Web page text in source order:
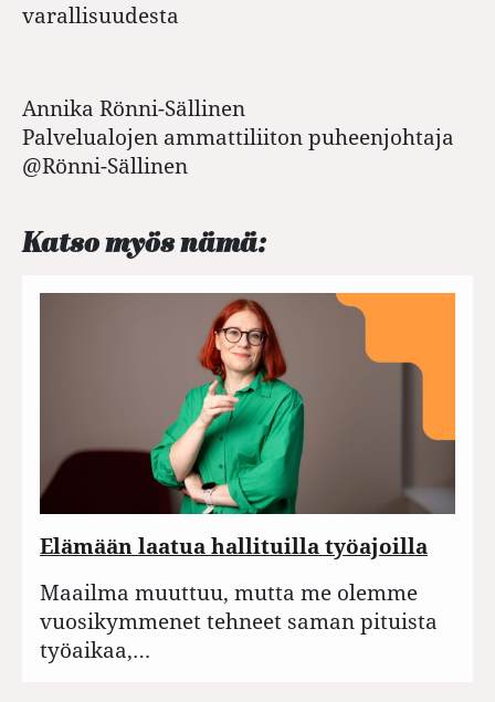
varallisuudesta
Annika Rönni-Sällinen
Palvelualojen ammattiliiton puheenjohtaja
@Rönni-Sällinen
Katso myös nämä:
Elämään laatua hallituilla työajoilla
Maailma muuttuu, mutta me olemme
vuosikymmenet tehneet saman pituista
työaikaa,…